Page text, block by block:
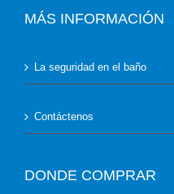
MÁS INFORMACIÓN
La seguridad en el baño
Contáctenos
DONDE COMPRAR